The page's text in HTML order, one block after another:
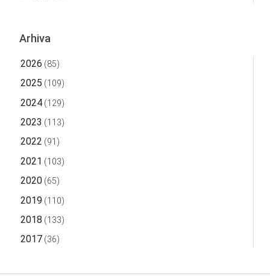
Arhiva
2026 (85)
2025 (109)
2024(129)
2023 (113)
2022 (91)
2021 (103)
2020(65)
2019 (110)
2018 (133)
2017(36)